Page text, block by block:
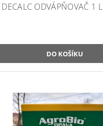
ODVÁPŇOVAČ 1 L